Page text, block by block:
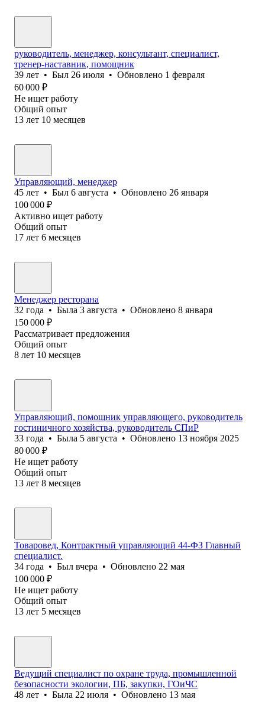
руководитель, менеджер, консультант, специалист,
тренер-наставник, помощник
39 лет • Был 26 июля • Обновлено 1 февраля
60 000 ₽
Не ищет работу
Общий опыт
13 лет 10 месяцев
Управляющий, менеджер
45 лет • Был 6 августа • Обновлено 26 января
100 000 ₽
Активно ищет работу
Общий опыт
17 лет 6 месяцев
Менеджер ресторана
32 года • Была 3 августа • Обновлено 8 января
150 000 ₽
Рассматривает предложения
Общий опыт
8 лет 10 месяцев
Управляющий, помощник управляющего, руководитель
гостиничного хозяйства, руководитель СПиР
33 года • Была 5 августа • Обновлено 13 ноября 2025
80 000 ₽
Не ищет работу
Общий опыт
13 лет 8 месяцев
Товаровед, Контрактный управляющий 44-ФЗ Главный
специалист.
34 года • Был вчера • Обновлено 22 мая
100 000 ₽
Не ищет работу
Общий опыт
13 лет 5 месяцев
Ведущий специалист по охране труда, промышленной
безопасности экологии, ПБ, закупки, ГОиЧС
48 лет • Была 22 июля • Обновлено 13 мая